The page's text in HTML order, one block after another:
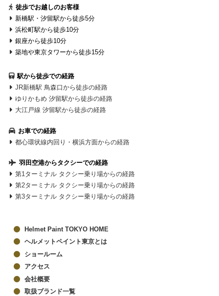
徒歩でお越しのお客様
新橋駅・汐留駅から徒歩5分
浜松町駅から徒歩10分
銀座から徒歩10分
築地や東京タワーから徒歩15分
駅から徒歩での経路
JR新橋駅 鳥森口から徒歩の経路
ゆりかもめ 汐留駅から徒歩の経路
大江戸線 汐留駅から徒歩の経路
お車での経路
都心環状線内回り・横浜方面からの経路
羽田空港からタクシーでの経路
第1ターミナル タクシー乗り場からの経路
第2ターミナル タクシー乗り場からの経路
第3ターミナル タクシー乗り場からの経路
Helmet Paint TOKYO HOME
ヘルメットペイント東京とは
ショールーム
アクセス
会社概要
取扱ブランド一覧